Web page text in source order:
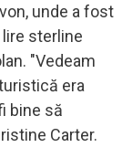
unde a fost
sterline
"Vedeam
era
bine să
Carter.